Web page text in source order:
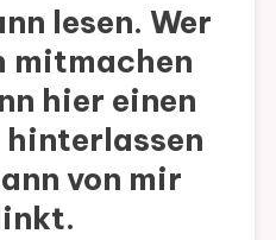
lesen. Wer
mitmachen
hier einen
hinterlassen
von mir